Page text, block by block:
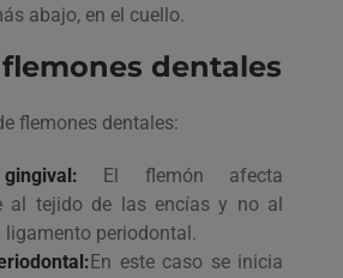
abajo, en el cuello.
dentales
flemones dentales:
El flemón afecta
al tejido de las encías y no al
ligamento periodontal.
En este caso se inicia